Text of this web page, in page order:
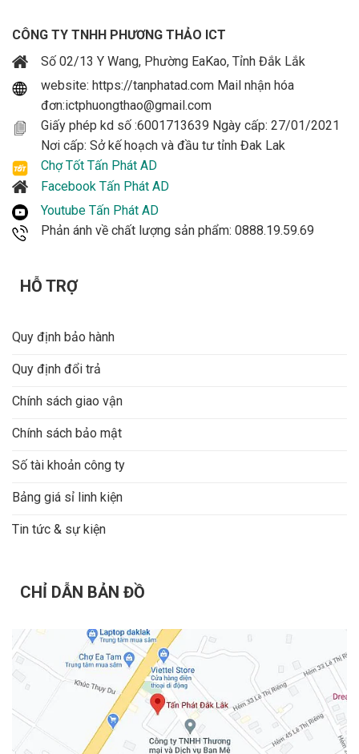
CÔNG TY TNHH PHƯƠNG THẢO ICT
Số 02/13 Y Wang, Phường EaKao, Tỉnh Đắk Lắk
website: https://tanphatad.com Mail nhận hóa
đơn:ictphuongthao@gmail.com
Giấy phép kd số :6001713639 Ngày cấp: 27/01/2021
Nơi cấp: Sở kế hoạch và đầu tư tỉnh Đak Lak
Chợ Tốt Tấn Phát AD
Facebook Tấn Phát AD
Youtube Tấn Phát AD
Phản ánh về chất lượng sản phẩm: 0888.19.59.69
HỖ TRỢ
Quy định bảo hành
Quy định đổi trả
Chính sách giao vận
Chính sách bảo mật
Số tài khoản công ty
Bảng giá sỉ linh kiện
Tin tức & sự kiện
CHỈ DẪN BẢN ĐỒ